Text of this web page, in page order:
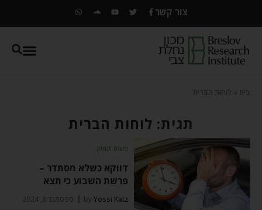
צור קשר
בית לוחות הברית
תגית: לוחות הברית
פשוט ועמוק
דווקא כשלא מסתדר –
פרשת השבוע כי תצא
byYossi Katz ספטמבר 8, 2024